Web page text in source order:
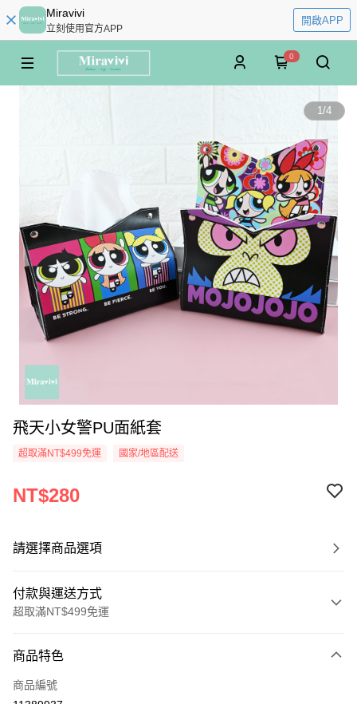
Miravivi
立刻使用官方APP
開啟APP
0
1/4
飛天小女警PU面紙套
超取滿NT$499免運 國家/地區配送
NT$280
請選擇商品選項
付款與運送方式
超取滿NT$499免運
信用卡一次付款
超商取貨付款
商品特色
商品編號